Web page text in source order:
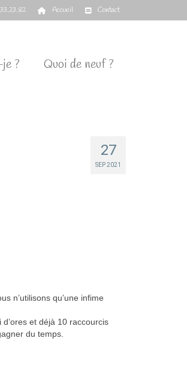
Accueil Contact
? Quoi de neuf ?
27
SEP 2021
n’utilisons qu’une infime
d’ores et déjà 10 raccourcis
du temps.